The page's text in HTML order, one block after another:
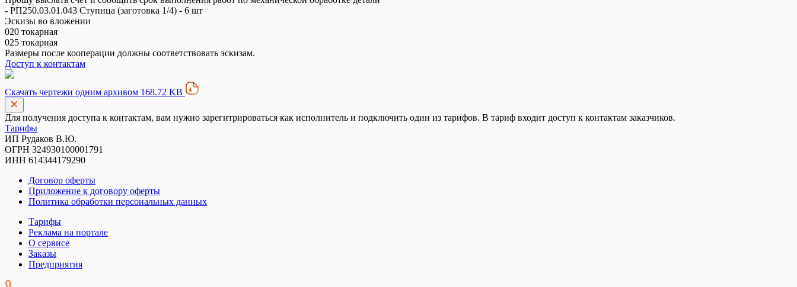
- РП250.03.01.043 Ступица (заготовка 1/4) - 6 шт
Эскизы во вложении
020 токарная
025 токарная
Размеры после кооперации должны соответствовать эскизам.
Доступ к контактам
Скачать чертежи одним архивом 168.72 KB
Для получения доступа к контактам, вам нужно зарегитрироваться как исполнитель и подключить один из тарифов. В тариф входит доступ к контактам заказчиков.
Тарифы
ИП Рудаков В.Ю.
ОГРН 324930100001791
ИНН 614344179290
Договор оферты
Приложение к договору оферты
Политика обработки персональных данных
Тарифы
Реклама на портале
О сервисе
Заказы
Предприятия